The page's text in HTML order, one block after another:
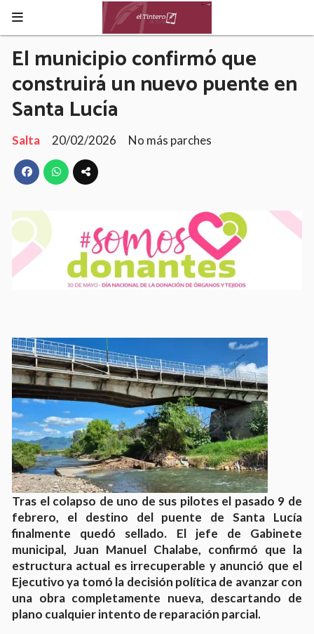
El municipio confirmó que
construirá un nuevo puente en
Santa Lucía
Salta 20/02/2026 No más parches
Tras el colapso de uno de sus pilotes el pasado 9 de
febrero, el destino del puente de Santa Lucía
finalmente quedó sellado. El jefe de Gabinete
municipal, Juan Manuel Chalabe, confirmó que la
estructura actual es irrecuperable y anunció que el
Ejecutivo ya tomó la decisión política de avanzar con
una obra completamente nueva, descartando de
plano cualquier intento de reparación parcial.